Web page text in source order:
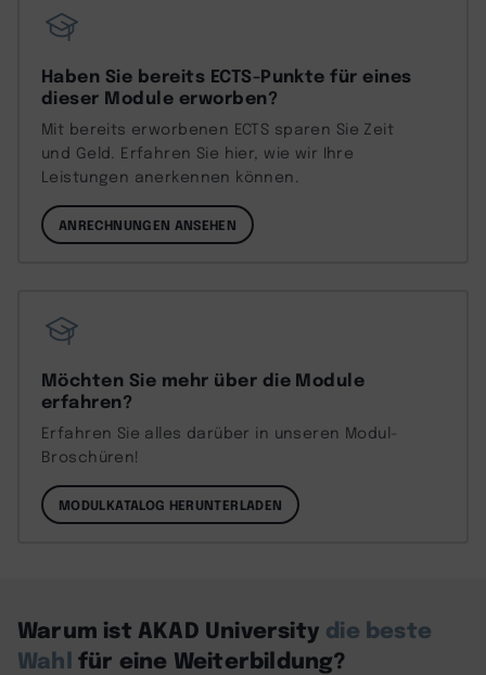
Haben Sie bereits ECTS-Punkte für eines
dieser Module erworben?
Mit bereits erworbenen ECTS sparen Sie Zeit
und Geld. Erfahren Sie hier, wie wir Ihre
Leistungen anerkennen können.
ANRECHNUNGEN ANSEHEN
Möchten Sie mehr über die Module
erfahren?
Erfahren Sie alles darüber in unseren Modul-
Broschüren!
MODULKATALOG HERUNTERLADEN
Warum ist AKAD University die beste
Wahl für eine Weiterbildung?